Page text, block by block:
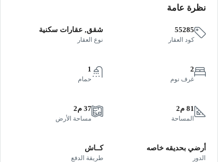
نظرة عامة
55285
كود العقار
شقق, عقارات سكنية
نوع العقار
2
غرف نوم
1
حمام
81 م2
المساحة
37 م2
مساحة الأرض
أرضي بحديقه خاصه
الدور
كــاش
طريقة الدفع